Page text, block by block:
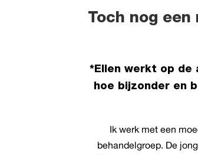
Toch nog
*Ellen werkt op de
hoe bijzonder en
Ik werk met een
behandelgroep. De